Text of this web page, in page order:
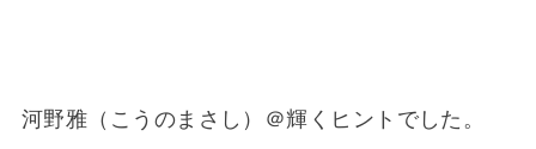
河野雅（こうのまさし）＠輝くヒントでした。